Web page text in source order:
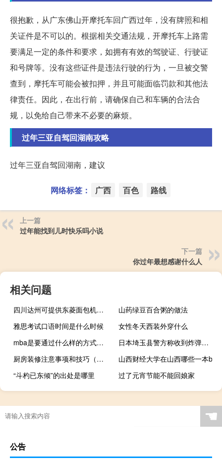
很抱歉，从广东佛山开摩托车回广西过年，没有牌照和相
关证件是不可以的。根据相关交通法规，开摩托车上路需
要满足一定的条件和要求，如拥有有效的驾驶证、行驶证
和号牌等。没有这些证件是违法行驶的行为，一旦被交警
查到，摩托车可能会被扣押，并且可能面临罚款和其他法
律责任。因此，在出行前，请确保自己和车辆的合法合
规，以免给自己带来不必要的麻烦。
过年三亚自驾回湖南攻略
过年三亚自驾回湖南，建议
网络标签： 广西 百色 路线
上一篇
过年能找到儿时快乐吗小说
下一篇
你过年最想感谢什么人
相关问题
四川达州可提供东菱面包机维修服务地址在哪
山药绿豆百合粥的做法
雅思考试口语时间是什么时候
女性冬天西装外穿什么
mba是要通过什么样的方式入学
日本埼玉县警方称收到炸弹威胁 有人计划在铁路高崎线上制造爆炸
厨房装修注意事项和技巧（厨房装修注意事项）
山西财经大学在山西哪些一本b
“斗杓已东倾”的出处是哪里
过了元宵节能不能回娘家
☚
公告